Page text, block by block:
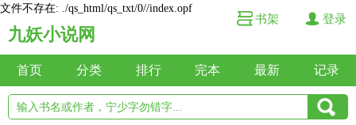
文件不存在: ./qs_html/qs_txt/0//index.opf
九妖小说网
书架 登录
首页 分类 排行 完本 最新 记录